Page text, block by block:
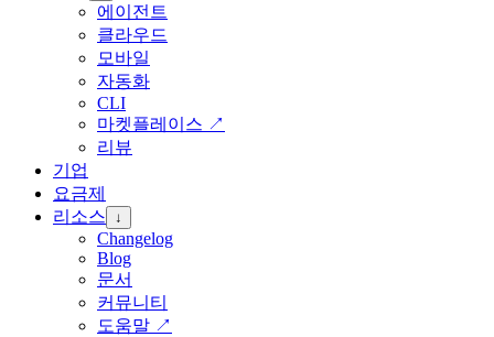
에이전트
클라우드
모바일
자동화
CLI
마켓플레이스 ↗
리뷰
기업
요금제
리소스
↓
Changelog
Blog
문서
커뮤니티
도움말 ↗